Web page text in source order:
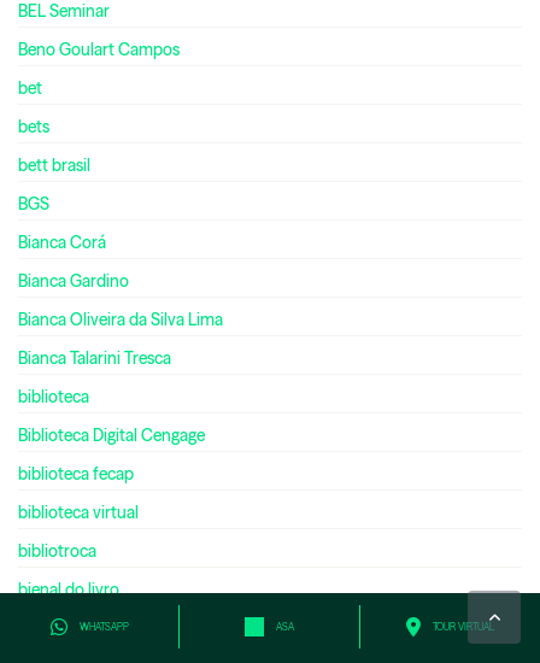
WHATSAPP ASA TOUR VIRTUAL
BEL Seminar
Beno Goulart Campos
bet
bets
bett brasil
BGS
Bianca Corá
Bianca Gardino
Bianca Oliveira da Silva Lima
Bianca Talarini Tresca
biblioteca
Biblioteca Digital Cengage
biblioteca fecap
biblioteca virtual
bibliotroca
bienal do livro
bilíngue